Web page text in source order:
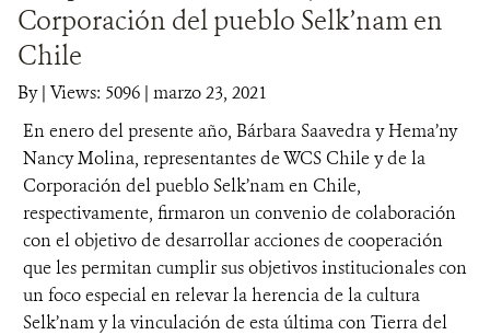
DONA
Corporación del pueblo Selk’nam en
Chile
By| Views: 5096 | marzo 23, 2021
En enero del presente año, Bárbara Saavedra y Hema’ny
Nancy Molina, representantes de WCS Chile y de la
Corporación del pueblo Selk’nam en Chile,
respectivamente, firmaron un convenio de colaboración
con el objetivo de desarrollar acciones de cooperación
que les permitan cumplir sus objetivos institucionales con
un foco especial en relevar la herencia de la cultura
Selk’nam y la vinculación de esta última con Tierra del